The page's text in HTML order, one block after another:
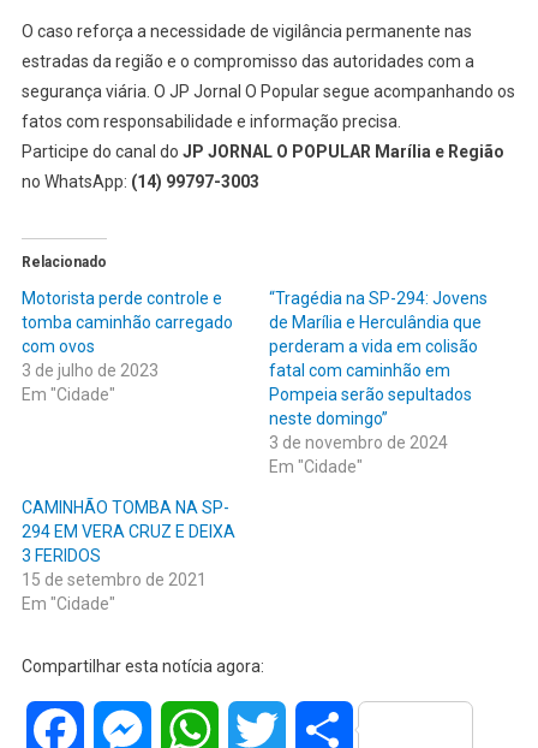
O caso reforça a necessidade de vigilância permanente nas
estradas da região e o compromisso das autoridades com a
segurança viária. O JP Jornal O Popular segue acompanhando os
fatos com responsabilidade e informação precisa.
Participe do canal do JP JORNAL O POPULAR Marília e Região
no WhatsApp: (14) 99797-3003
Relacionado
Motorista perde controle e
tomba caminhão carregado
com ovos
3 de julho de 2023
Em "Cidade"
“Tragédia na SP-294: Jovens
de Marília e Herculândia que
perderam a vida em colisão
fatal com caminhão em
Pompeia serão sepultados
neste domingo”
3 de novembro de 2024
Em "Cidade"
CAMINHÃO TOMBA NA SP-
294 EM VERA CRUZ E DEIXA
3 FERIDOS
15 de setembro de 2021
Em "Cidade"
Compartilhar esta notícia agora:
Facebook MessengerWhatsAppTwitter Share